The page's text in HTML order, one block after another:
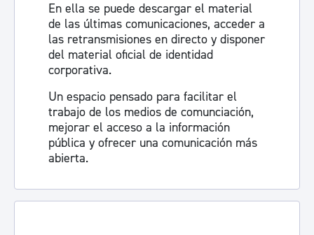
En ella se puede descargar el material
de las últimas comunicaciones, acceder a
las retransmisiones en directo y disponer
del material oficial de identidad
corporativa.
Un espacio pensado para facilitar el
trabajo de los medios de comunciación,
mejorar el acceso a la información
pública y ofrecer una comunicación más
abierta.
Visita la sala de prensa